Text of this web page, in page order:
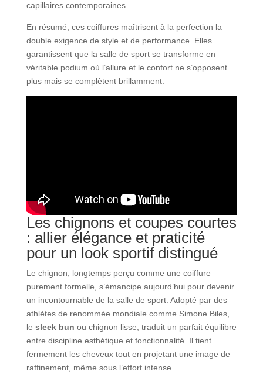
capillaires contemporaines.
En résumé, ces coiffures maîtrisent à la perfection la
double exigence de style et de performance. Elles
garantissent que la salle de sport se transforme en
véritable podium où l’allure et le confort ne s’opposent
plus mais se complètent brillamment.
Les chignons et coupes courtes
: allier élégance et praticité
pour un look sportif distingué
Le chignon, longtemps perçu comme une coiffure
purement formelle, s’émancipe aujourd’hui pour devenir
un incontournable de la salle de sport. Adopté par des
athlètes de renommée mondiale comme Simone Biles,
le sleek bun ou chignon lisse, traduit un parfait équilibre
entre discipline esthétique et fonctionnalité. Il tient
fermement les cheveux tout en projetant une image de
raffinement, même sous l’effort intense.